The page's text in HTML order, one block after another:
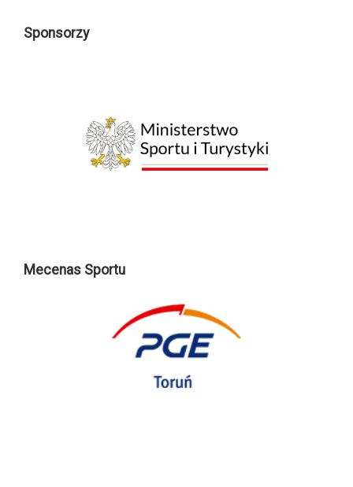
Sponsorzy
Mecenas Sportu